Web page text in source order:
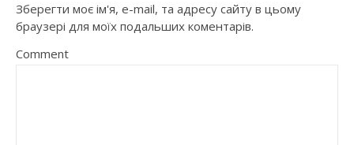
Зберегти моє ім'я, e-mail, та адресу сайту в цьому
браузері для моїх подальших коментарів.
Comment